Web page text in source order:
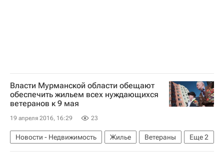
Власти Мурманской области обещают
обеспечить жильем всех нуждающихся
ветеранов к 9 мая
19 апреля 2016, 16:29 23
Еще2
Новости - Недвижимость Жилье
Ветераны
Мурманская область
Россия